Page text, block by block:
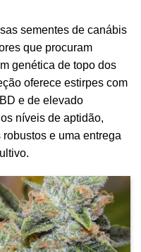
sementes de canábis
que procuram
genética de topo dos
oferece estirpes com
e de elevado
níveis de aptidão,
e uma entrega